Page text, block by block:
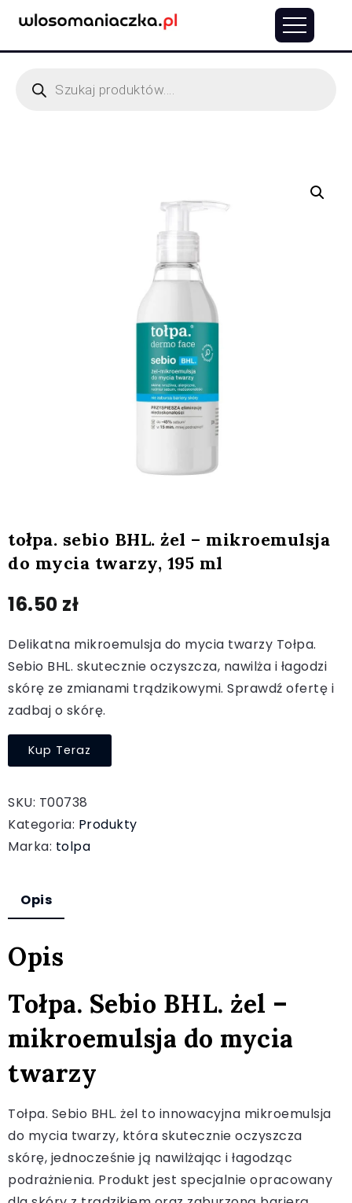
tołpa. sebio BHL. żel – mikroemulsja
do mycia twarzy, 195 ml
16.50 zł
Delikatna mikroemulsja do mycia twarzy Tołpa.
Sebio BHL. skutecznie oczyszcza, nawilża i łagodzi
skórę ze zmianami trądzikowymi. Sprawdź ofertę i
zadbaj o skórę.
Kup Teraz
SKU: T00738
Kategoria: Produkty
Marka: tolpa
Opis
Opis
Tołpa. Sebio BHL. żel –
mikroemulsja do mycia
twarzy
Tołpa. Sebio BHL. żel to innowacyjna mikroemulsja
do mycia twarzy, która skutecznie oczyszcza
skórę, jednocześnie ją nawilżając i łagodząc
podrażnienia. Produkt jest specjalnie opracowany